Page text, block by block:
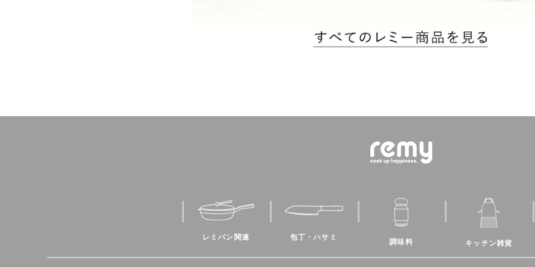
レミパン関連 包丁・ハサミ
調味料 キッチン雑貨